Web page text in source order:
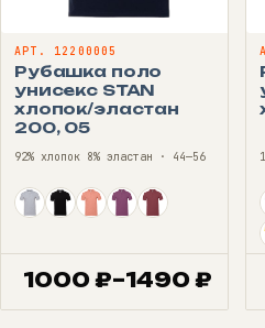
АРТ. 12200005
Рубашка поло
унисекс STAN
хлопок/эластан
200, 05
92% хлопок 8% эластан · 44—56
1000 ₽–1490 ₽
Диапазон
цен: